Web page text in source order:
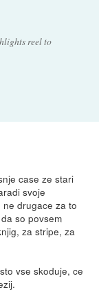
reel to
case ze stari
svoje
drugace za to
so povsem
za stripe, za
vse skoduje, ce